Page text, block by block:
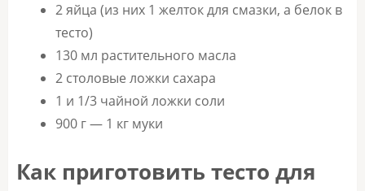
2 яйца (из них 1 желток для смазки, а белок в
тесто)
130 мл растительного масла
2 столовые ложки сахара
1 и 1/3 чайной ложки соли
900 г — 1 кг муки
Как приготовить тесто для